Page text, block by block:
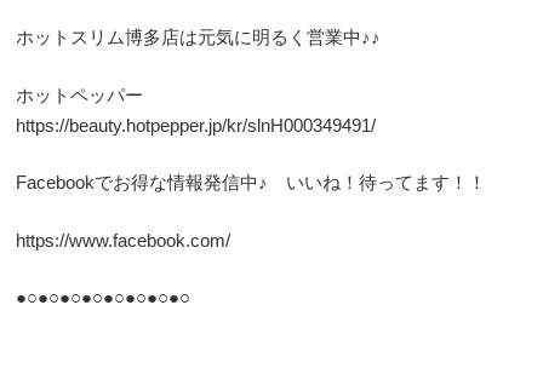
ホットスリム博多店は元気に明るく営業中♪♪
ホットペッパー
https://beauty.hotpepper.jp/kr/slnH000349491/
Facebookでお得な情報発信中♪ いいね！待ってます！！
https://www.facebook.com/
●○●○●○●○●○●○●○●○